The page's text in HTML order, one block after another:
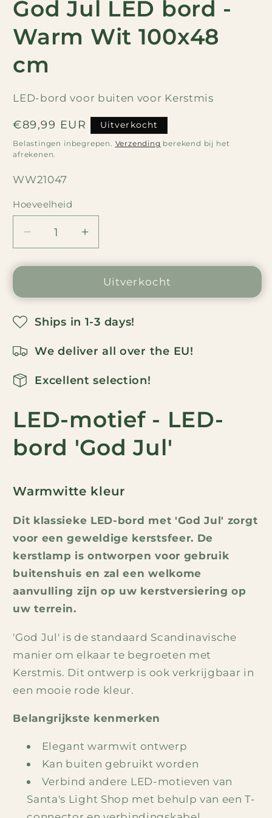
God Jul LED bord -
Warm Wit 100x48
cm
LED-bord voor buiten voor Kerstmis
Normale
prijs
€89,99 EUR Uitverkocht
Belastingen inbegrepen. Verzending berekend bij het
afrekenen.
SKU:
WW21047
Hoeveelheid
Hoeveelheid
Verlaag
de
hoeveelheid
God
LED
-
Wit
cm
Verhoog
de
hoeveelheid
voor
God
LED
-
Wit
cm
Uitverkocht
Ships in 1-3 days!
We deliver all over the EU!
Excellent selection!
LED-motief - LED-
bord 'God Jul'
Warmwitte kleur
Dit klassieke LED-bord met 'God Jul' zorgt
voor een geweldige kerstsfeer. De
kerstlamp is ontworpen voor gebruik
buitenshuis en zal een welkome
aanvulling zijn op uw kerstversiering op
uw terrein.
'God Jul' is de standaard Scandinavische
manier om elkaar te begroeten met
Kerstmis. Dit ontwerp is ook verkrijgbaar in
een mooie rode kleur.
Belangrijkste kenmerken
Elegant warmwit ontwerp
Kan buiten gebruikt worden
Verbind andere LED-motieven van
Santa's Light Shop met behulp van een T-